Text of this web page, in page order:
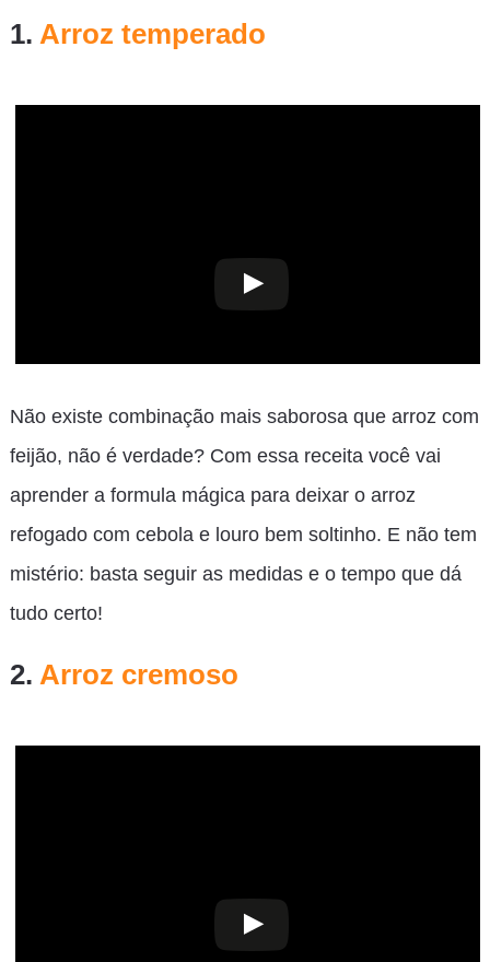
1. Arroz temperado
Não existe combinação mais saborosa que arroz com
feijão, não é verdade? Com essa receita você vai
aprender a formula mágica para deixar o arroz
refogado com cebola e louro bem soltinho. E não tem
mistério: basta seguir as medidas e o tempo que dá
tudo certo!
2. Arroz cremoso